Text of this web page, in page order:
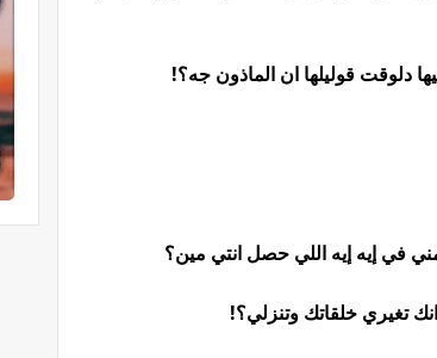
دلوقت قوليلها ان الماذون جه؟!
في إيه إيه اللي حصل انتي مين؟
انك تغيري خلقاتك وتنزلي؟!